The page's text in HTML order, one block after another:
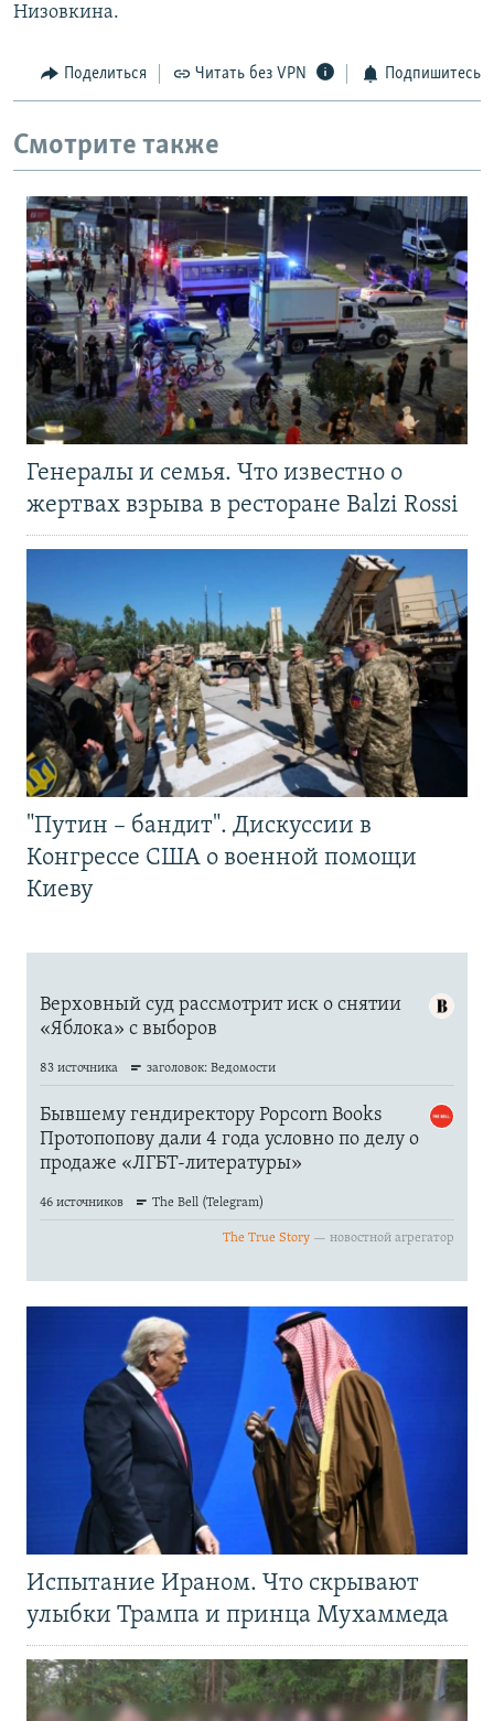
Низовкина.
Поделиться Читать без VPN Подпишитесь
Смотрите также
Генералы и семья. Что известно о
жертвах взрыва в ресторане Balzi Rossi
"Путин – бандит". Дискуссии в
Конгрессе США о военной помощи
Киеву
Испытание Ираном. Что скрывают
улыбки Трампа и принца Мухаммеда